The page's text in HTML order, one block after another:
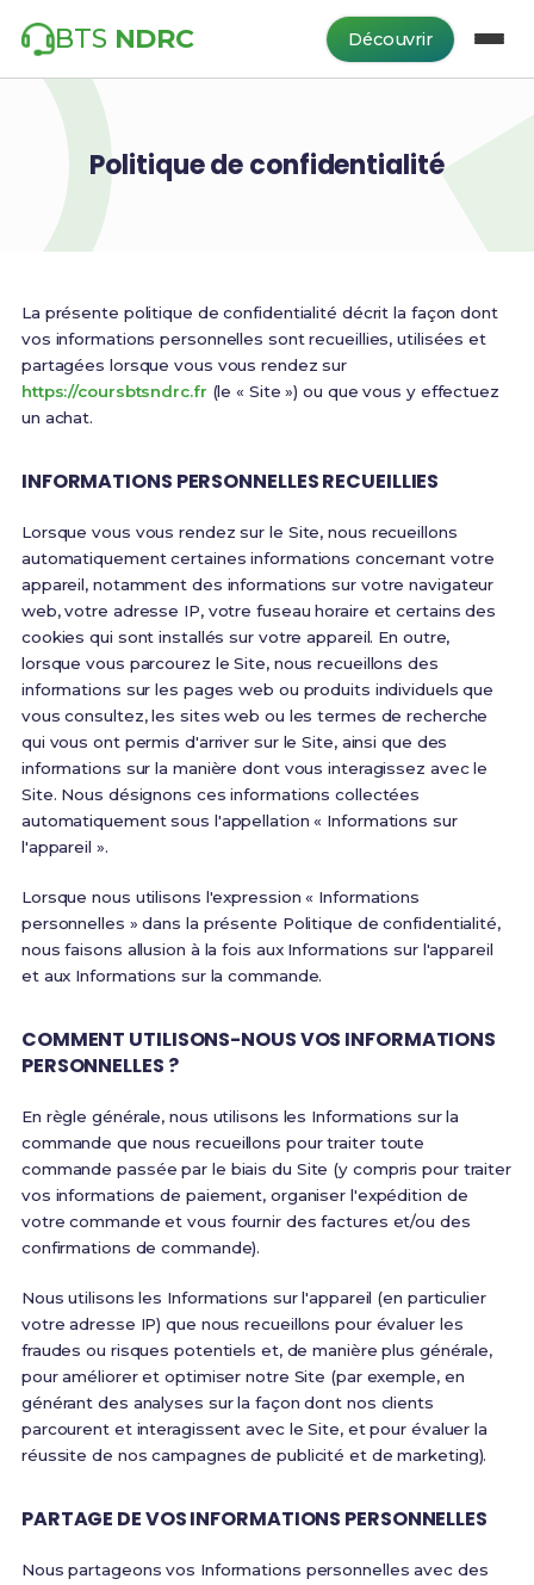
BTS NDRC Découvrir
Politique de confidentialité
La présente politique de confidentialité décrit la façon dont
vos informations personnelles sont recueillies, utilisées et
partagées lorsque vous vous rendez sur
https://coursbtsndrc.fr (le « Site ») ou que vous y effectuez
un achat.
INFORMATIONS PERSONNELLES RECUEILLIES
Lorsque vous vous rendez sur le Site, nous recueillons
automatiquement certaines informations concernant votre
appareil, notamment des informations sur votre navigateur
web, votre adresse IP, votre fuseau horaire et certains des
cookies qui sont installés sur votre appareil. En outre,
lorsque vous parcourez le Site, nous recueillons des
informations sur les pages web ou produits individuels que
vous consultez, les sites web ou les termes de recherche
qui vous ont permis d'arriver sur le Site, ainsi que des
informations sur la manière dont vous interagissez avec le
Site. Nous désignons ces informations collectées
automatiquement sous l'appellation « Informations sur
l'appareil ».
Lorsque nous utilisons l'expression « Informations
personnelles » dans la présente Politique de confidentialité,
nous faisons allusion à la fois aux Informations sur l'appareil
et aux Informations sur la commande.
COMMENT UTILISONS-NOUS VOS INFORMATIONS
PERSONNELLES ?
En règle générale, nous utilisons les Informations sur la
commande que nous recueillons pour traiter toute
commande passée par le biais du Site (y compris pour traiter
vos informations de paiement, organiser l'expédition de
votre commande et vous fournir des factures et/ou des
confirmations de commande).
Nous utilisons les Informations sur l'appareil (en particulier
votre adresse IP) que nous recueillons pour évaluer les
fraudes ou risques potentiels et, de manière plus générale,
pour améliorer et optimiser notre Site (par exemple, en
générant des analyses sur la façon dont nos clients
parcourent et interagissent avec le Site, et pour évaluer la
réussite de nos campagnes de publicité et de marketing).
PARTAGE DE VOS INFORMATIONS PERSONNELLES
Nous partageons vos Informations personnelles avec des